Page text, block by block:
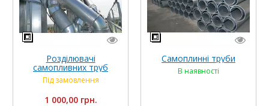
Розділювачі
самопливних труб
Під замовлення
1 000,00 грн.
Самоплинні труби
В наявності